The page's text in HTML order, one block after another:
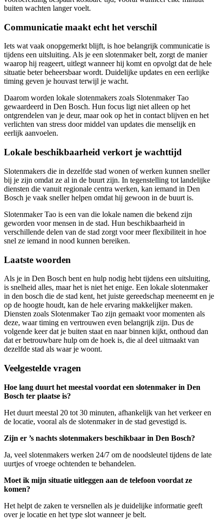
buiten wachten langer voelt.
Communicatie maakt echt het verschil
Iets wat vaak onopgemerkt blijft, is hoe belangrijk communicatie is
tijdens een uitsluiting. Als je een slotenmaker belt, zorgt de manier
waarop hij reageert, uitlegt wanneer hij komt en opvolgt dat de hele
situatie beter beheersbaar wordt. Duidelijke updates en een eerlijke
timing geven je houvast terwijl je wacht.
Daarom worden lokale slotenmakers zoals Slotenmaker Tao
gewaardeerd in Den Bosch. Hun focus ligt niet alleen op het
ontgrendelen van je deur, maar ook op het in contact blijven en het
verlichten van stress door middel van updates die menselijk en
eerlijk aanvoelen.
Lokale beschikbaarheid verkort je wachttijd
Slotenmakers die in dezelfde stad wonen of werken kunnen sneller
bij je zijn omdat ze al in de buurt zijn. In tegenstelling tot landelijke
diensten die vanuit regionale centra werken, kan iemand in Den
Bosch je vaak sneller helpen omdat hij gewoon in de buurt is.
Slotenmaker Tao is een van die lokale namen die bekend zijn
geworden voor mensen in de stad. Hun beschikbaarheid in
verschillende delen van de stad zorgt voor meer flexibiliteit in hoe
snel ze iemand in nood kunnen bereiken.
Laatste woorden
Als je in Den Bosch bent en hulp nodig hebt tijdens een uitsluiting,
is snelheid alles, maar het is niet het enige. Een lokale slotenmaker
in den bosch die de stad kent, het juiste gereedschap meeneemt en je
op de hoogte houdt, kan de hele ervaring makkelijker maken.
Diensten zoals Slotenmaker Tao zijn gemaakt voor momenten als
deze, waar timing en vertrouwen even belangrijk zijn. Dus de
volgende keer dat je buiten staat en naar binnen kijkt, onthoud dan
dat er betrouwbare hulp om de hoek is, die al deel uitmaakt van
dezelfde stad als waar je woont.
Veelgestelde vragen
Hoe lang duurt het meestal voordat een slotenmaker in Den
Bosch ter plaatse is?
Het duurt meestal 20 tot 30 minuten, afhankelijk van het verkeer en
de locatie, vooral als de slotenmaker in de stad gevestigd is.
Zijn er ’s nachts slotenmakers beschikbaar in Den Bosch?
Ja, veel slotenmakers werken 24/7 om de noodsleutel tijdens de late
uurtjes of vroege ochtenden te behandelen.
Moet ik mijn situatie uitleggen aan de telefoon voordat ze
komen?
Het helpt de zaken te versnellen als je duidelijke informatie geeft
over je locatie en het type slot wanneer je belt.